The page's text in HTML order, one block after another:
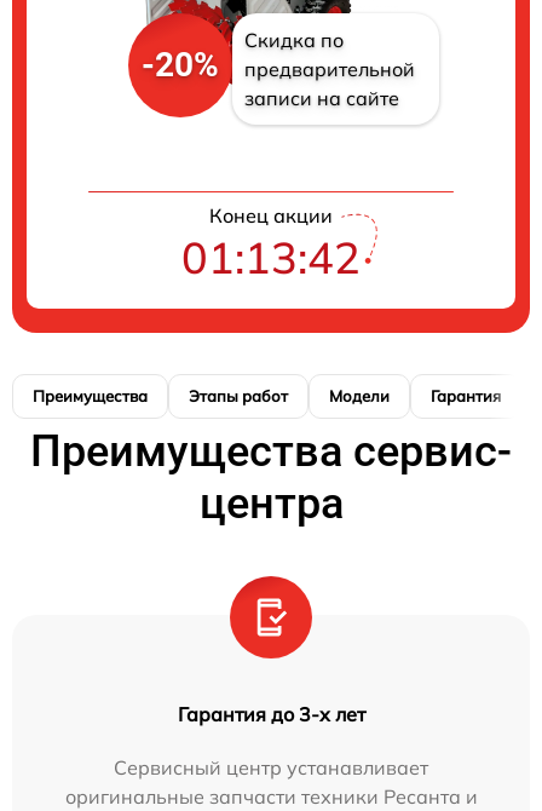
-20%
Скидка по
предварительной
записи на сайте
Конец акции
01:13:41
Преимущества Этапы работ Модели Гарантия
Преимущества сервис-
центра
Гарантия до 3-х лет
Сервисный центр устанавливает
оригинальные запчасти техники Ресанта и